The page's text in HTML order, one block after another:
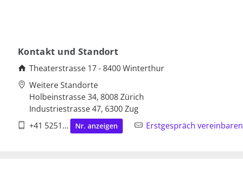
Kontakt und Standort
Theaterstrasse 17 - 8400 Winterthur
Weitere Standorte
Holbeinstrasse 34, 8008 Zürich
Industriestrasse 47, 6300 Zug
+41 5251...
Nr. anzeigen Erstgespräch vereinbaren